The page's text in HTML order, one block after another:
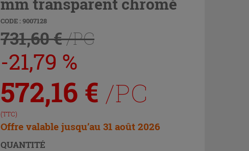
CODE : 9007128
731,60 €/PC
-21,79 %
572,16 € /PC
(TTC)
Offre valable jusqu’au 31 août 2026
QUANTITÉ